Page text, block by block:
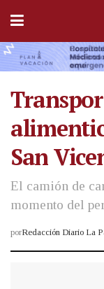
San
El camión de
momento del
porRedacción Diario La